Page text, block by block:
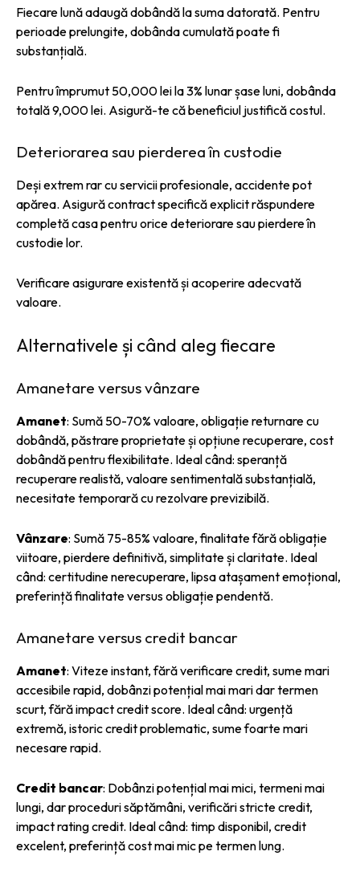
Fiecare lună adaugă dobândă la suma datorată. Pentru
perioade prelungite, dobânda cumulată poate fi
substanțială.
Pentru împrumut 50,000 lei la 3% lunar șase luni, dobânda
totală 9,000 lei. Asigură-te că beneficiul justifică costul.
Deteriorarea sau pierderea în custodie
Deși extrem rar cu servicii profesionale, accidente pot
apărea. Asigură contract specifică explicit răspundere
completă casa pentru orice deteriorare sau pierdere în
custodie lor.
Verificare asigurare existentă și acoperire adecvată
valoare.
Alternativele și când aleg fiecare
Amanetare versus vânzare
Amanet: Sumă 50-70% valoare, obligație returnare cu
dobândă, păstrare proprietate și opțiune recuperare, cost
dobândă pentru flexibilitate. Ideal când: speranță
recuperare realistă, valoare sentimentală substanțială,
necesitate temporară cu rezolvare previzibilă.
Vânzare: Sumă 75-85% valoare, finalitate fără obligație
viitoare, pierdere definitivă, simplitate și claritate. Ideal
când: certitudine nerecuperare, lipsa atașament emoțional,
preferință finalitate versus obligație pendentă.
Amanetare versus credit bancar
Amanet: Viteze instant, fără verificare credit, sume mari
accesibile rapid, dobânzi potențial mai mari dar termen
scurt, fără impact credit score. Ideal când: urgență
extremă, istoric credit problematic, sume foarte mari
necesare rapid.
Credit bancar: Dobânzi potențial mai mici, termeni mai
lungi, dar proceduri săptămâni, verificări stricte credit,
impact rating credit. Ideal când: timp disponibil, credit
excelent, preferință cost mai mic pe termen lung.